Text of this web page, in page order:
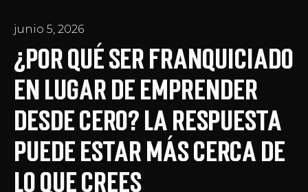
junio 5, 2026
¿Por qué ser franquiciado
en lugar de emprender
desde cero? La respuesta
puede estar más cerca de
lo que crees